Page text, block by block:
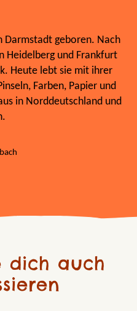
Darmstadt geboren. Nach
Heidelberg und Frankfurt
Heute lebt sie mit ihrer
Farben, Papier und
in Norddeutschland und
dich auch